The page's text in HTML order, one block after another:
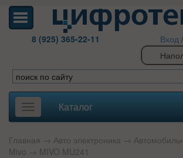
8 (925) 365-22-11 Вход /
Toggle
navigation
Каталог
Главная → Авто электроника →
Mivo → MIVO MU241